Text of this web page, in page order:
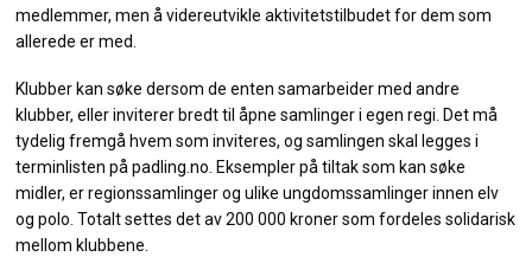
medlemmer, men å videreutvikle aktivitetstilbudet for dem som
allerede er med.
Klubber kan søke dersom de enten samarbeider med andre
klubber, eller inviterer bredt til åpne samlinger i egen regi. Det må
tydelig fremgå hvem som inviteres, og samlingen skal legges i
terminlisten på padling.no. Eksempler på tiltak som kan søke
midler, er regionssamlinger og ulike ungdomssamlinger innen elv
og polo. Totalt settes det av 200 000 kroner som fordeles solidarisk
mellom klubbene.